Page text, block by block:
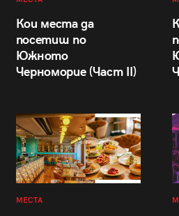
Кои места да
посетиш по
Южното
Черноморие (Част II)
МЕСТА